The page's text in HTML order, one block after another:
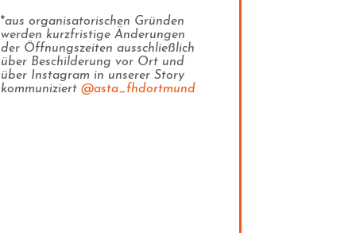
*aus organisatorischen Gründen
werden kurzfristige Änderungen
der Öffnungszeiten ausschließlich
über Beschilderung vor Ort und
über Instagram in unserer Story
kommuniziert @asta_fhdortmund